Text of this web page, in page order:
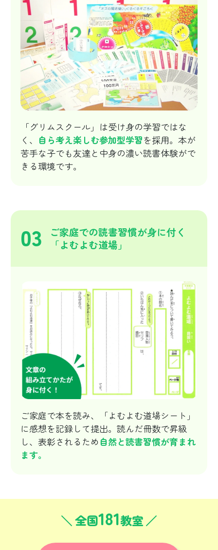
「グリムスクール」は受け身の学習ではな
く、 自ら考え楽しむ参加型学習を採用。本が
苦手な子でも友達と中身の濃い読書体験がで
きる環境です。
03
ご家庭での読書習慣が身に付く
「よむよむ道場」
ご家庭で本を読み、「よむよむ道場シート」
に感想を記録して提出。読んだ冊数で昇級
し、表彰されるため自然と読書習慣が育まれ
ます。
全国181教室